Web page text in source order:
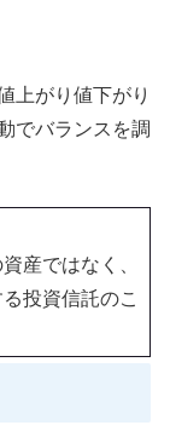
上がり値下がり
でバランスを調
産ではなく、
投資信託のこ